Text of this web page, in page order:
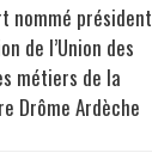
nommé président
de l’Union des
métiers de la
Drôme Ardèche